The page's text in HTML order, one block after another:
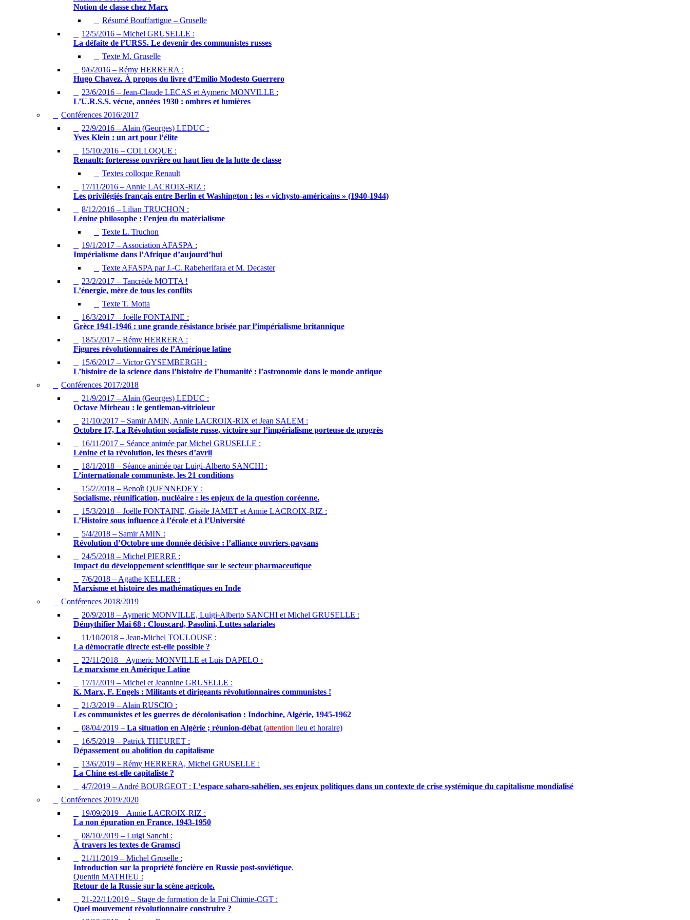
Notion de classe chez Marx
Résumé Bouffartigue – Gruselle
12/5/2016 – Michel GRUSELLE :
La défaite de l’URSS. Le devenir des communistes russes
Texte M. Gruselle
9/6/2016 – Rémy HERRERA :
Hugo Chavez. À propos du livre d’Emilio Modesto Guerrero
23/6/2016 – Jean-Claude LECAS et Aymeric MONVILLE :
L’U.R.S.S. vécue, années 1930 : ombres et lumières
Conférences 2016/2017
22/9/2016 – Alain (Georges) LEDUC :
Yves Klein : un art pour l’élite
15/10/2016 – COLLOQUE :
Renault: forteresse ouvrière ou haut lieu de la lutte de classe
Textes colloque Renault
17/11/2016 – Annie LACROIX-RIZ :
Les privilégiés français entre Berlin et Washington : les « vichysto-américains » (1940-1944)
8/12/2016 – Lilian TRUCHON :
Lénine philosophe : l’enjeu du matérialisme
Texte L. Truchon
19/1/2017 – Association AFASPA :
Impérialisme dans l’Afrique d’aujourd’hui
Texte AFASPA par J.-C. Rabeherifara et M. Decaster
23/2/2017 – Tancrède MOTTA !
L’énergie, mère de tous les conflits
Texte T. Motta
16/3/2017 – Joëlle FONTAINE :
Grèce 1941-1946 : une grande résistance brisée par l’impérialisme britannique
18/5/2017 – Rémy HERRERA :
Figures révolutionnaires de l’Amérique latine
15/6/2017 – Victor GYSEMBERGH :
L’histoire de la science dans l’histoire de l’humanité : l’astronomie dans le monde antique
Conférences 2017/2018
21/9/2017 – Alain (Georges) LEDUC :
Octave Mirbeau : le gentleman-vitrioleur
21/10/2017 – Samir AMIN, Annie LACROIX-RIX et Jean SALEM :
Octobre 17, La Révolution socialiste russe, victoire sur l’impérialisme porteuse de progrès
16/11/2017 – Séance animée par Michel GRUSELLE :
Lénine et la révolution, les thèses d’avril
18/1/2018 – Séance animée par Luigi-Alberto SANCHI :
L’internationale communiste, les 21 conditions
15/2/2018 – Benoît QUENNEDEY :
Socialisme, réunification, nucléaire : les enjeux de la question coréenne.
15/3/2018 – Joëlle FONTAINE, Gisèle JAMET et Annie LACROIX-RIZ :
L’Histoire sous influence à l’école et à l’Université
5/4/2018 – Samir AMIN :
Révolution d’Octobre une donnée décisive : l’alliance ouvriers-paysans
24/5/2018 – Michel PIERRE :
Impact du développement scientifique sur le secteur pharmaceutique
7/6/2018 – Agathe KELLER :
Marxisme et histoire des mathématiques en Inde
Conférences 2018/2019
20/9/2018 – Aymeric MONVILLE, Luigi-Alberto SANCHI et Michel GRUSELLE :
Démythifier Mai 68 : Clouscard, Pasolini, Luttes salariales
11/10/2018 – Jean-Michel TOULOUSE :
La démocratie directe est-elle possible ?
22/11/2018 – Aymeric MONVILLE et Luis DAPELO :
Le marxisme en Amérique Latine
17/1/2019 – Michel et Jeannine GRUSELLE :
K. Marx, F. Engels : Militants et dirigeants révolutionnaires communistes !
21/3/2019 – Alain RUSCIO :
Les communistes et les guerres de décolonisation : Indochine, Algérie, 1945-1962
08/04/2019 – La situation en Algérie ; réunion-débat (attention lieu et horaire)
16/5/2019 – Patrick THEURET :
Dépassement ou abolition du capitalisme
13/6/2019 – Rémy HERRERA, Michel GRUSELLE :
La Chine est-elle capitaliste ?
4/7/2019 – André BOURGEOT : L’espace saharo-sahélien, ses enjeux politiques dans un contexte de crise systémique du capitalisme mondialisé
Conférences 2019/2020
19/09/2019 – Annie LACROIX-RIZ :
La non épuration en France, 1943-1950
08/10/2019 – Luigi Sanchi :
À travers les textes de Gramsci
21/11/2019 – Michel Gruselle :
Introduction sur la propriété foncière en Russie post-soviétique.
Quentin MATHIEU :
Retour de la Russie sur la scène agricole.
21-22/11/2019 – Stage de formation de la Fni Chimie-CGT :
Quel mouvement révolutionnaire construire ?